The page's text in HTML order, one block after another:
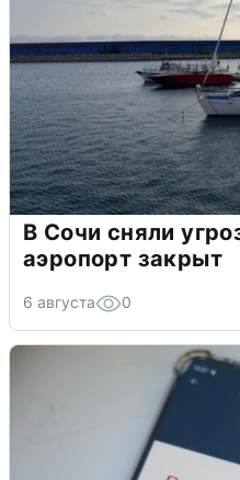
В Сочи сняли
аэропорт закрыт
6 августа 0